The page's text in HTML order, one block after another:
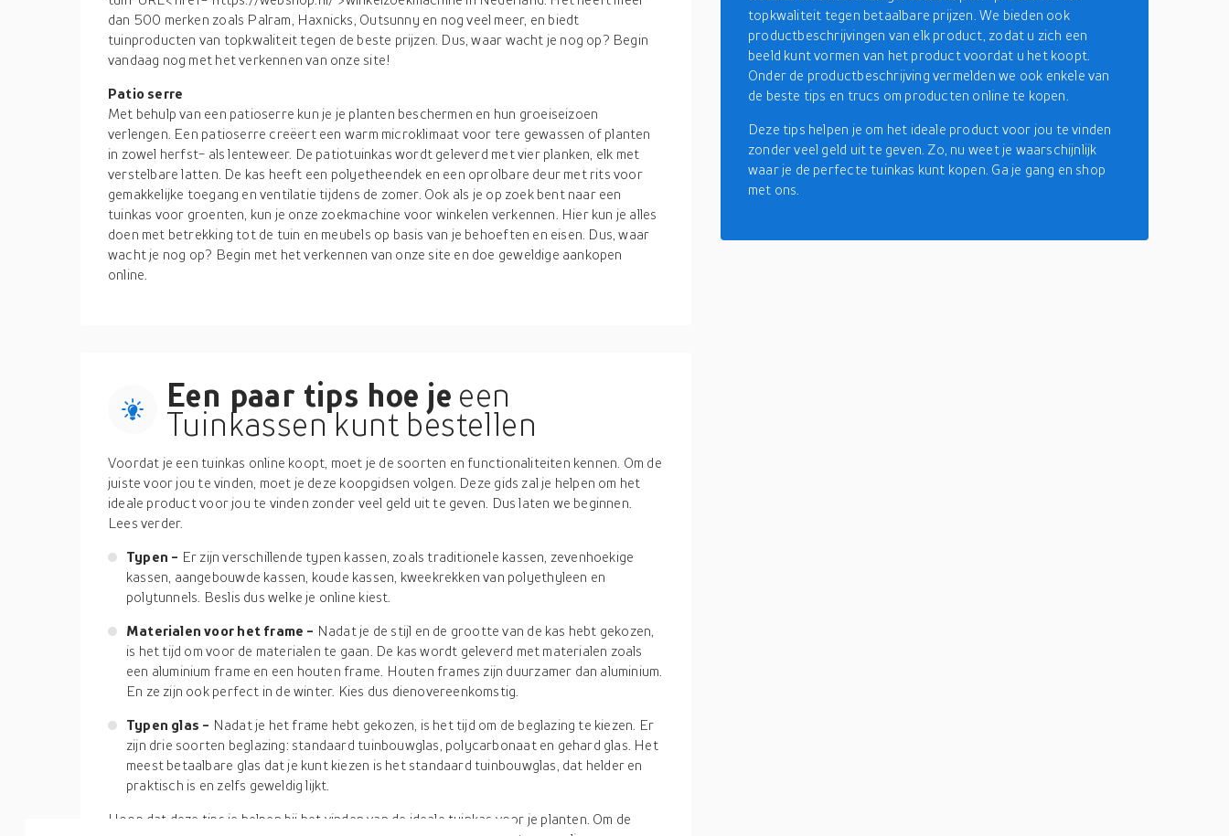
dan 500 merken zoals Palram, Haxnicks, Outsunny en nog veel meer, en biedt
tuinproducten van topkwaliteit tegen de beste prijzen. Dus, waar wacht je nog op? Begin
vandaag nog met het verkennen van onze site!
Patio serre
Met behulp van een patioserre kun je je planten beschermen en hun groeiseizoen
verlengen. Een patioserre creëert een warm microklimaat voor tere gewassen of planten
in zowel herfst- als lenteweer. De patiotuinkas wordt geleverd met vier planken, elk met
verstelbare latten. De kas heeft een polyetheendek en een oprolbare deur met rits voor
gemakkelijke toegang en ventilatie tijdens de zomer. Ook als je op zoek bent naar een
tuinkas voor groenten, kun je onze zoekmachine voor winkelen verkennen. Hier kun je alles
doen met betrekking tot de tuin en meubels op basis van je behoeften en eisen. Dus, waar
wacht je nog op? Begin met het verkennen van onze site en doe geweldige aankopen
online.
Een paar tips hoe je een
Tuinkassen kunt bestellen
Voordat je een tuinkas online koopt, moet je de soorten en functionaliteiten kennen. Om de
juiste voor jou te vinden, moet je deze koopgidsen volgen. Deze gids zal je helpen om het
ideale product voor jou te vinden zonder veel geld uit te geven. Dus laten we beginnen.
Lees verder.
Typen - Er zijn verschillende typen kassen, zoals traditionele kassen, zevenhoekige
kassen, aangebouwde kassen, koude kassen, kweekrekken van polyethyleen en
polytunnels. Beslis dus welke je online kiest.
Materialen voor het frame - Nadat je de stijl en de grootte van de kas hebt gekozen,
is het tijd om voor de materialen te gaan. De kas wordt geleverd met materialen zoals
een aluminium frame en een houten frame. Houten frames zijn duurzamer dan aluminium.
En ze zijn ook perfect in de winter. Kies dus dienovereenkomstig.
Typen glas - Nadat je het frame hebt gekozen, is het tijd om de beglazing te kiezen. Er
zijn drie soorten beglazing: standaard tuinbouwglas, polycarbonaat en gehard glas. Het
meest betaalbare glas dat je kunt kiezen is het standaard tuinbouwglas, dat helder en
praktisch is en zelfs geweldig lijkt.
Hoop dat deze tips je helpen bij het vinden van de ideale tuinkas voor je planten. Om de
topkwaliteit tegen betaalbare prijzen. We bieden ook
productbeschrijvingen van elk product, zodat u zich een
beeld kunt vormen van het product voordat u het koopt.
Onder de productbeschrijving vermelden we ook enkele van
de beste tips en trucs om producten online te kopen.
Deze tips helpen je om het ideale product voor jou te vinden
zonder veel geld uit te geven. Zo, nu weet je waarschijnlijk
waar je de perfecte tuinkas kunt kopen. Ga je gang en shop
met ons.